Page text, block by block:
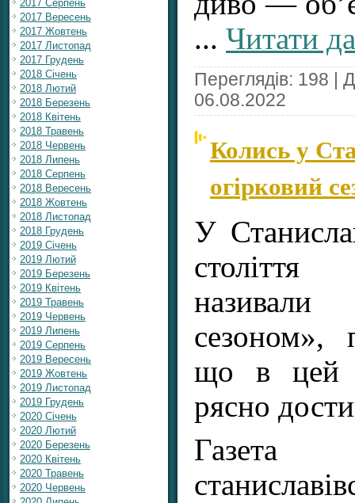
2017 Серпень
2017 Вересень
2017 Жовтень
2017 Листопад
2017 Грудень
2018 Січень
2018 Лютий
2018 Березень
2018 Квітень
2018 Травень
2018 Червень
2018 Липень
2018 Серпень
2018 Вересень
2018 Жовтень
2018 Листопад
2018 Грудень
2019 Січень
2019 Лютий
2019 Березень
2019 Квітень
2019 Травень
2019 Червень
2019 Липень
2019 Серпень
2019 Вересень
2019 Жовтень
2019 Листопад
2019 Грудень
2020 Січень
2020 Лютий
2020 Березень
2020 Квітень
2020 Травень
2020 Червень
... Читати
Переглядів: 198 |
06.08.2022
Колись у
огірковий
У
сезоном»,
що в цей
рясно